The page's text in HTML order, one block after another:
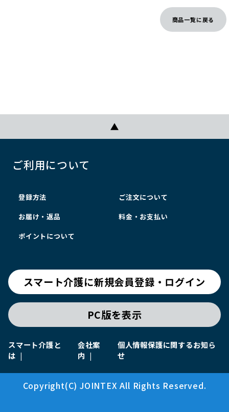
商品一覧に戻る
ご利用について
登録方法 ご注文について
お届け・返品 料金・お支払い
ポイントについて
スマート介護に新規会員登録・ログイン
PC版を表示
スマート介護と
は
会社案
内
個人情報保護に関するお知ら
せ
Copyright(C) JOINTEX All Rights Reserved.